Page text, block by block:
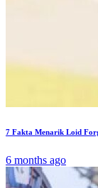
7 Fakta Menarik Loid
6 months ago